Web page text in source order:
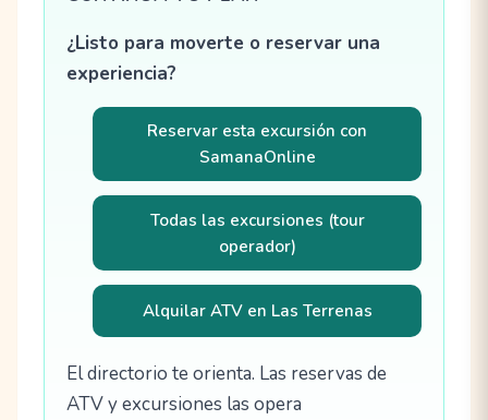
¿Listo para moverte o reservar una
experiencia?
Reservar esta excursión con
SamanaOnline
Todas las excursiones (tour
operador)
Alquilar ATV en Las Terrenas
El directorio te orienta. Las reservas de
ATV y excursiones las opera